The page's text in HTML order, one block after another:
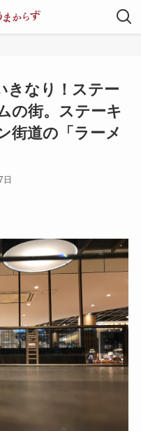
きなり！ステー
の街。ステーキ
街道の「ラーメ
日